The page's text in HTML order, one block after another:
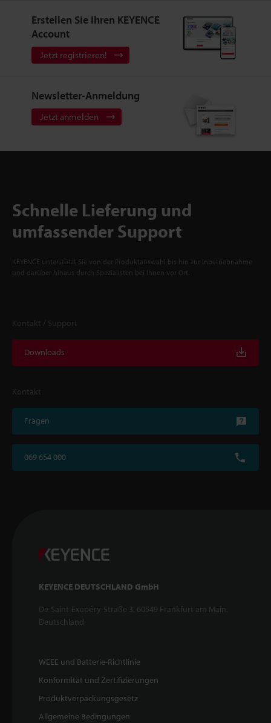
Erstellen Sie Ihren KEYENCE
Account
Jetzt registrieren!
Newsletter-Anmeldung
Jetzt anmelden
Schnelle Lieferung und
umfassender Support
KEYENCE unterstützt Sie von der Produktauswahl bis hin zur Inbetriebnahme
und darüber hinaus durch Spezialisten bei Ihnen vor Ort.
Kontakt / Support
Downloads
Kontakt
Fragen
069 654 000
KEYENCE DEUTSCHLAND GmbH
De-Saint-Exupéry-Straße 3, 60549 Frankfurt am Main,
Deutschland
WEEE und Batterie-Richtlinie
Konformität und Zertifizierungen
Produktverpackungsgesetz
Allgemeine Bedingungen